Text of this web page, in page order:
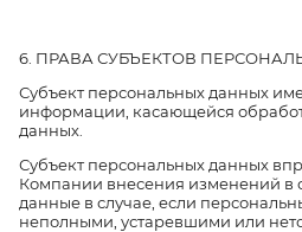
6. ПРАВА СУБЪЕКТОВ
Субъект персональных данных
информации, касающейся
данных.
Субъект персональных данных
Компании внесения изменений в
данные в случае, если
неполными, устаревшими или